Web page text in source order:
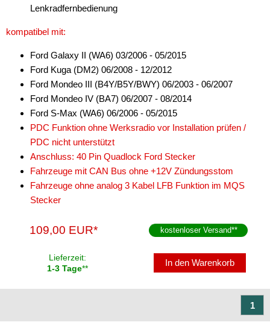
Zündungssignal
für General Motors
für Honda
für Hyundai
für Iveco
für Jeep
für KIA
für Lamborghini
Lenkradfernbedienung
kompatibel mit:
Ford Galaxy II (WA6) 03/2006 - 05/2015
Ford Kuga (DM2) 06/2008 - 12/2012
Ford Mondeo III (B4Y/B5Y/BWY) 06/2003 - 06/2007
Ford Mondeo IV (BA7) 06/2007 - 08/2014
Ford S-Max (WA6) 06/2006 - 05/2015
PDC Funktion ohne Werksradio vor Installation prüfen /
PDC nicht unterstützt
Anschluss: 40 Pin Quadlock Ford Stecker
Fahrzeuge mit CAN Bus ohne +12V Zündungsstom
Fahrzeuge ohne analog 3 Kabel LFB Funktion im MQS
Stecker
109,00 EUR* kostenloser Versand**
Lieferzeit:
1-3 Tage**
In den Warenkorb
1